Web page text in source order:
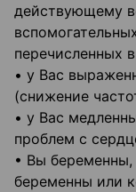
действующему
перечисленных
• у Вас
(снижение
• у Вас
проблем с
• Вы беременны,
беременны или